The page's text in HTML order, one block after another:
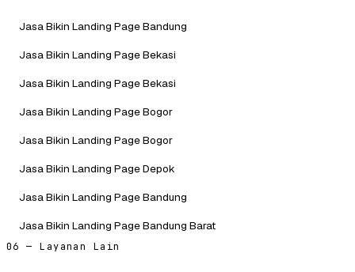
Jasa Bikin Landing Page Bandung
Jasa Bikin Landing Page Bekasi
Jasa Bikin Landing Page Bekasi
Jasa Bikin Landing Page Bogor
Jasa Bikin Landing Page Bogor
Jasa Bikin Landing Page Depok
Jasa Bikin Landing Page Bandung
Jasa Bikin Landing Page Bandung Barat
06 — Layanan Lain